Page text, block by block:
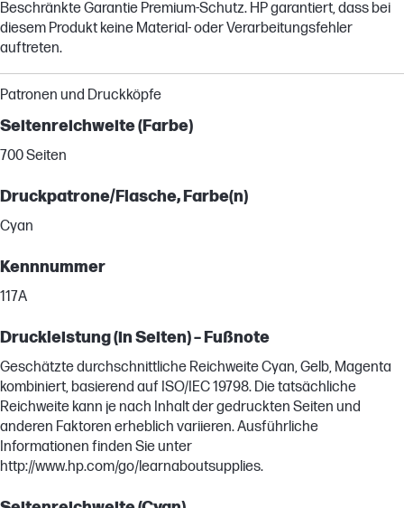
Beschränkte Garantie Premium-Schutz. HP garantiert, dass bei
diesem Produkt keine Material- oder Verarbeitungsfehler
auftreten.
Patronen und Druckköpfe
Seitenreichweite (Farbe)
700 Seiten
Druckpatrone/Flasche, Farbe(n)
Cyan
Kennnummer
117A
Druckleistung (in Seiten) – Fußnote
Geschätzte durchschnittliche Reichweite Cyan, Gelb, Magenta
kombiniert, basierend auf ISO/IEC 19798. Die tatsächliche
Reichweite kann je nach Inhalt der gedruckten Seiten und
anderen Faktoren erheblich variieren. Ausführliche
Informationen finden Sie unter
http://www.hp.com/go/learnaboutsupplies.